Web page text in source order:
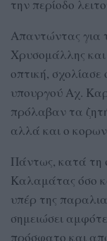
την περίοδο
Απαντώντας για
Χρυσομάλλης
οπτική,
υπουργού Αχ.
πρόλαβαν τα
αλλά και ο
Πάντως, κατά τη
Καλαμάτας όσο
υπέρ της
σημειώσει
πρόσφατο και